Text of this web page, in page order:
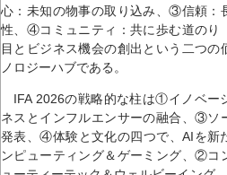
心：未知の物事の取り込み、③信頼：
性、④コミュニティ：共に歩む道のり
目とビジネス機会の創出という二つの
ノロジーハブである。
IFA 2026の戦略的な柱は①イノベー
ネスとインフルエンサーの融合、③ソ
発表、④体験と文化の四つで、AIを新
ンピューティング＆ゲーミング、②